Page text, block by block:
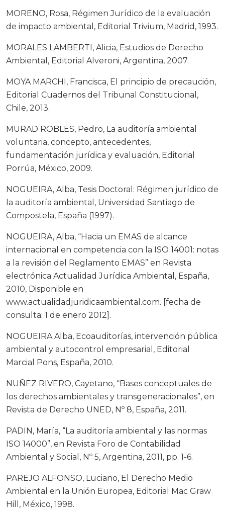
MORENO, Rosa, Régimen Jurídico de la evaluación
de impacto ambiental, Editorial Trivium, Madrid, 1993.
MORALES LAMBERTI, Alicia, Estudios de Derecho
Ambiental, Editorial Alveroni, Argentina, 2007.
MOYA MARCHI, Francisca, El principio de precaución,
Editorial Cuadernos del Tribunal Constitucional,
Chile, 2013.
MURAD ROBLES, Pedro, La auditoría ambiental
voluntaria, concepto, antecedentes,
fundamentación jurídica y evaluación, Editorial
Porrúa, México, 2009.
NOGUEIRA, Alba, Tesis Doctoral: Régimen jurídico de
la auditoría ambiental, Universidad Santiago de
Compostela, España (1997).
NOGUEIRA, Alba, “Hacia un EMAS de alcance
internacional en competencia con la ISO 14001: notas
a la revisión del Reglamento EMAS” en Revista
electrónica Actualidad Jurídica Ambiental, España,
2010, Disponible en
www.actualidadjuridicaambiental.com. [fecha de
consulta: 1 de enero 2012].
NOGUEIRA Alba, Ecoauditorías, intervención pública
ambiental y autocontrol empresarial, Editorial
Marcial Pons, España, 2010.
NUÑEZ RIVERO, Cayetano, “Bases conceptuales de
los derechos ambientales y transgeneracionales”, en
Revista de Derecho UNED, Nº 8, España, 2011.
PADIN, María, “La auditoría ambiental y las normas
ISO 14000”, en Revista Foro de Contabilidad
Ambiental y Social, Nº 5, Argentina, 2011, pp. 1-6.
PAREJO ALFONSO, Luciano, El Derecho Medio
Ambiental en la Unión Europea, Editorial Mac Graw
Hill, México, 1998.